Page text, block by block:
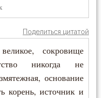
Поделиться цитатой
сокровище
никогда не
основание
корень, источник и